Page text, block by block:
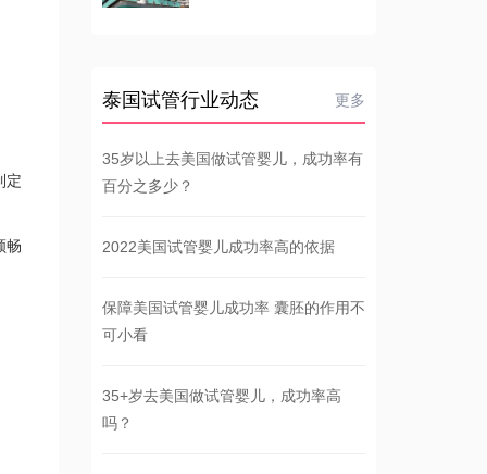
定
畅
泰国试管行业动态 更多
35岁以上去美国做试管婴儿，成功率有
百分之多少？
2022美国试管婴儿成功率高的依据
保障美国试管婴儿成功率 囊胚的作用不
可小看
35+岁去美国做试管婴儿，成功率高
吗？